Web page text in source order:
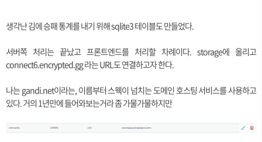
생각난 김에 승패 통계를 내기 위해 sqlite3 테이블도 만들었다.
서버쪽 처리는 끝났고 프론트엔드를 처리할 차례이다. storage에 올리고
connect6.encrypted.gg 라는 URL도 연결하고자 한다.
나는 gandi.net이라는, 이름부터 스웩이 넘치는 도메인 호스팅 서비스를 사용하고
있다. 거의 1년만에 들어와보는거라 좀 가물가물하지만